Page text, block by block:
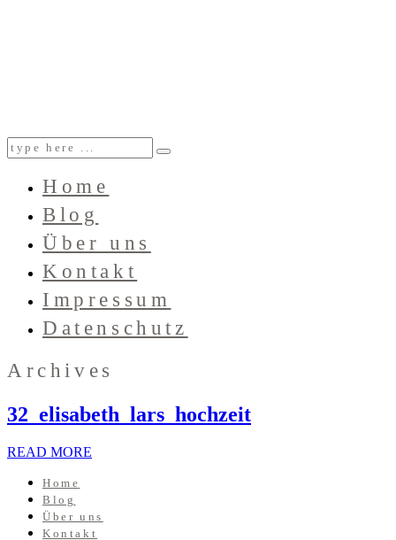
Home
Blog
Über uns
Kontakt
Impressum
Datenschutz
Archives
32_elisabeth_lars_hochzeit
READ MORE
Home
Blog
Über uns
Kontakt